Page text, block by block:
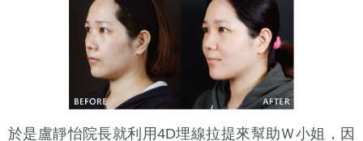
於是盧靜怡院長就利用4D埋線拉提來幫助Ｗ小姐，因